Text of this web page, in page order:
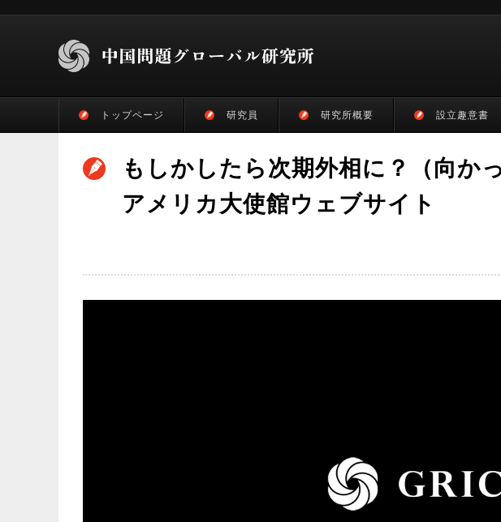
トップページ 研究員 研究所概要 設立趣意書
もしかしたら次期外相に？（向か
アメリカ大使館ウェブサイト